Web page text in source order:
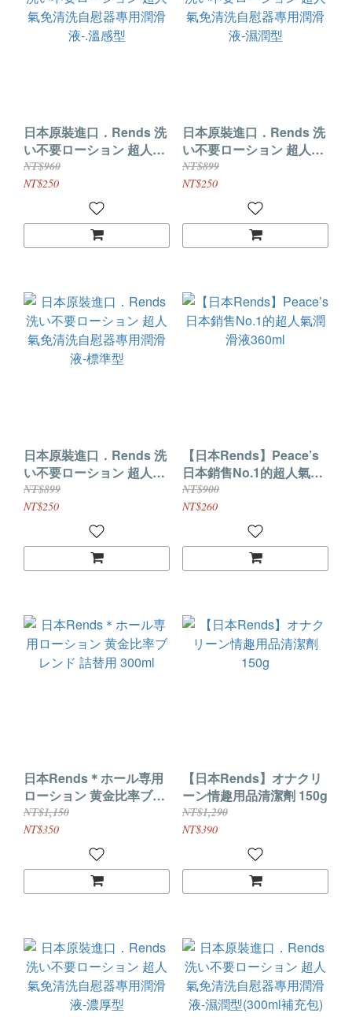
日本原裝進口．Rends 洗
い不要ローション 超人氣
免清洗自慰器專用潤滑液-.
溫感型
NT$960
NT$250
日本原裝進口．Rends 洗
い不要ローション 超人氣
免清洗自慰器專用潤滑液-
濕潤型
NT$899
NT$250
日本原裝進口．Rends 洗
い不要ローション 超人氣
免清洗自慰器專用潤滑液-
標準型
NT$899
NT$250
【日本Rends】Peace’s
日本銷售No.1的超人氣潤
滑液360ml
NT$900
NT$260
日本Rends＊ホール専用
ローション 黄金比率ブレ
ンド 詰替用 300ml
NT$1,150
NT$350
【日本Rends】オナクリ
ーン情趣用品清潔劑 150g
NT$1,290
NT$390